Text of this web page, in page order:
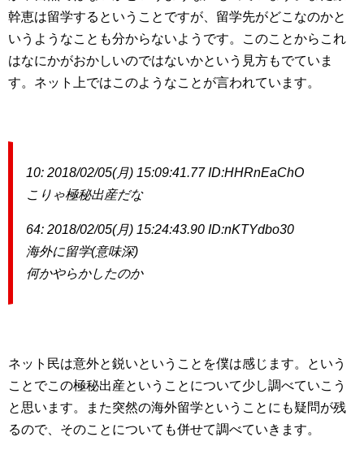
幹恵は留学するということですが、留学先がどこなのかと
いうようなことも分からないようです。このことからこれ
はなにかがおかしいのではないかという見方もでていま
す。ネット上ではこのようなことが言われています。
10: 2018/02/05(月) 15:09:41.77 ID:HHRnEaChO
こりゃ極秘出産だな
64: 2018/02/05(月) 15:24:43.90 ID:nKTYdbo30
海外に留学(意味深)
何かやらかしたのか
ネット民は意外と鋭いということを僕は感じます。という
ことでこの極秘出産ということについて少し調べていこう
と思います。また突然の海外留学ということにも疑問が残
るので、そのことについても併せて調べていきます。